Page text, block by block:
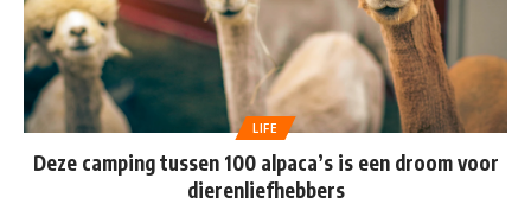
LIFE
Deze camping tussen 100 alpaca’s is een droom voor
dierenliefhebbers